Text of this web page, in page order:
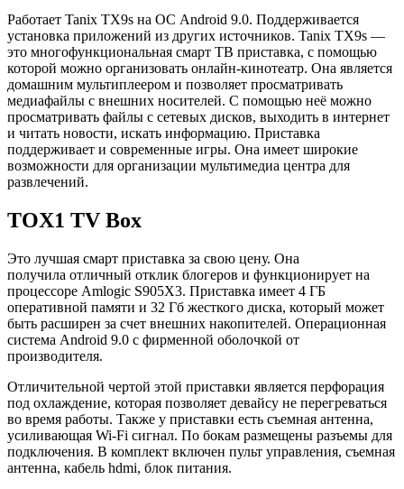
Работает Tanix TX9s на ОС Android 9.0. Поддерживается
установка приложений из других источников. Tanix TX9s —
это многофункциональная смарт ТВ приставка, с помощью
которой можно организовать онлайн-кинотеатр. Она является
домашним мультиплеером и позволяет просматривать
медиафайлы с внешних носителей. С помощью неё можно
просматривать файлы с сетевых дисков, выходить в интернет
и читать новости, искать информацию. Приставка
поддерживает и современные игры. Она имеет широкие
возможности для организации мультимедиа центра для
развлечений.
TOX1 TV Box
Это лучшая смарт приставка за свою цену. Она
получила отличный отклик блогеров и функционирует на
процессоре Amlogic S905X3. Приставка имеет 4 ГБ
оперативной памяти и 32 Гб жесткого диска, который может
быть расширен за счет внешних накопителей. Операционная
система Android 9.0 с фирменной оболочкой от
производителя.
Отличительной чертой этой приставки является перфорация
под охлаждение, которая позволяет девайсу не перегреваться
во время работы. Также у приставки есть съемная антенна,
усиливающая Wi-Fi сигнал. По бокам размещены разъемы для
подключения. В комплект включен пульт управления, съемная
антенна, кабель hdmi, блок питания.